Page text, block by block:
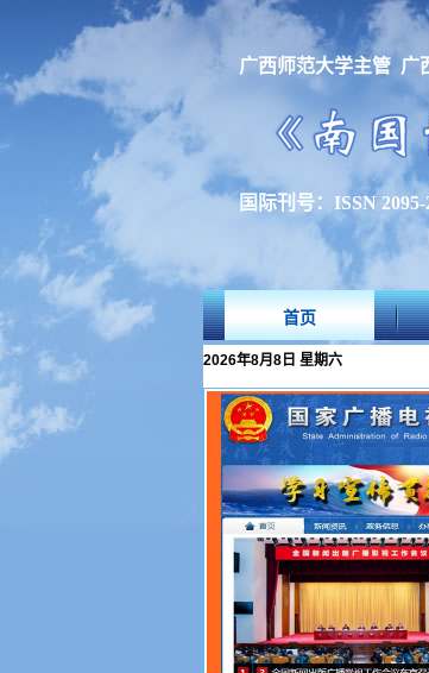
广西师范大学主管 广
国际刊号：ISSN
首页
2026年8月8日 星期六